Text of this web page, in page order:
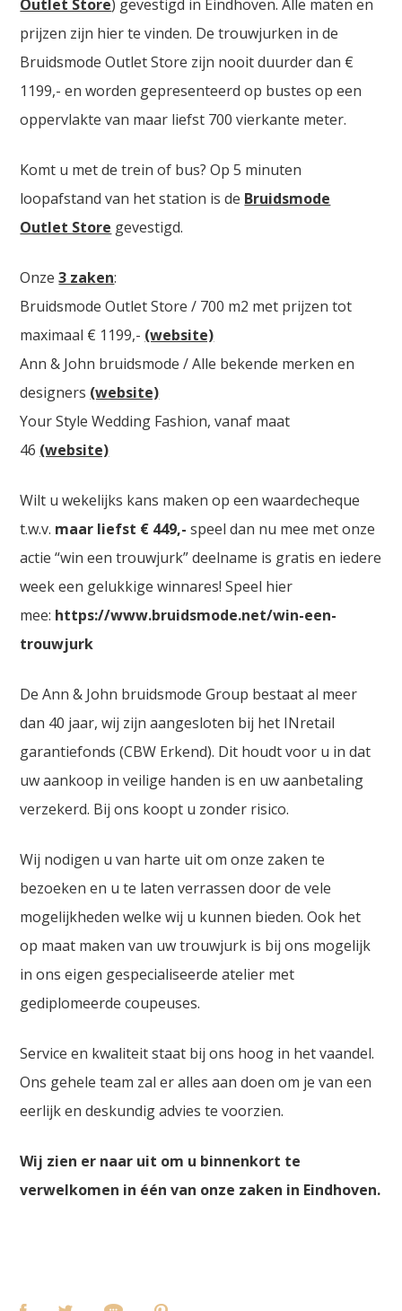
Outlet Store) gevestigd in Eindhoven. Alle maten en
prijzen zijn hier te vinden. De trouwjurken in de
Bruidsmode Outlet Store zijn nooit duurder dan €
1199,- en worden gepresenteerd op bustes op een
oppervlakte van maar liefst 700 vierkante meter.
Komt u met de trein of bus? Op 5 minuten
loopafstand van het station is de Bruidsmode
Outlet Store gevestigd.
Onze3 zaken:
Bruidsmode Outlet Store / 700 m2 met prijzen tot
maximaal € 1199,- (website)
Ann & John bruidsmode / Alle bekende merken en
designers (website)
Your Style Wedding Fashion, vanaf maat
46 (website)
Wilt u wekelijks kans maken op een waardecheque
t.w.v. maar liefst € 449,- speel dan nu mee met onze
actie “win een trouwjurk” deelname is gratis en iedere
week een gelukkige winnares! Speel hier
mee: https://www.bruidsmode.net/win-een-
trouwjurk
De Ann & John bruidsmode Group bestaat al meer
dan 40 jaar, wij zijn aangesloten bij het INretail
garantiefonds (CBW Erkend). Dit houdt voor u in dat
uw aankoop in veilige handen is en uw aanbetaling
verzekerd. Bij ons koopt u zonder risico.
Wij nodigen u van harte uit om onze zaken te
bezoeken en u te laten verrassen door de vele
mogelijkheden welke wij u kunnen bieden. Ook het
op maat maken van uw trouwjurk is bij ons mogelijk
in ons eigen gespecialiseerde atelier met
gediplomeerde coupeuses.
Service en kwaliteit staat bij ons hoog in het vaandel.
Ons gehele team zal er alles aan doen om je van een
eerlijk en deskundig advies te voorzien.
Wij zien er naar uit om u binnenkort te
verwelkomen in één van onze zaken in Eindhoven.